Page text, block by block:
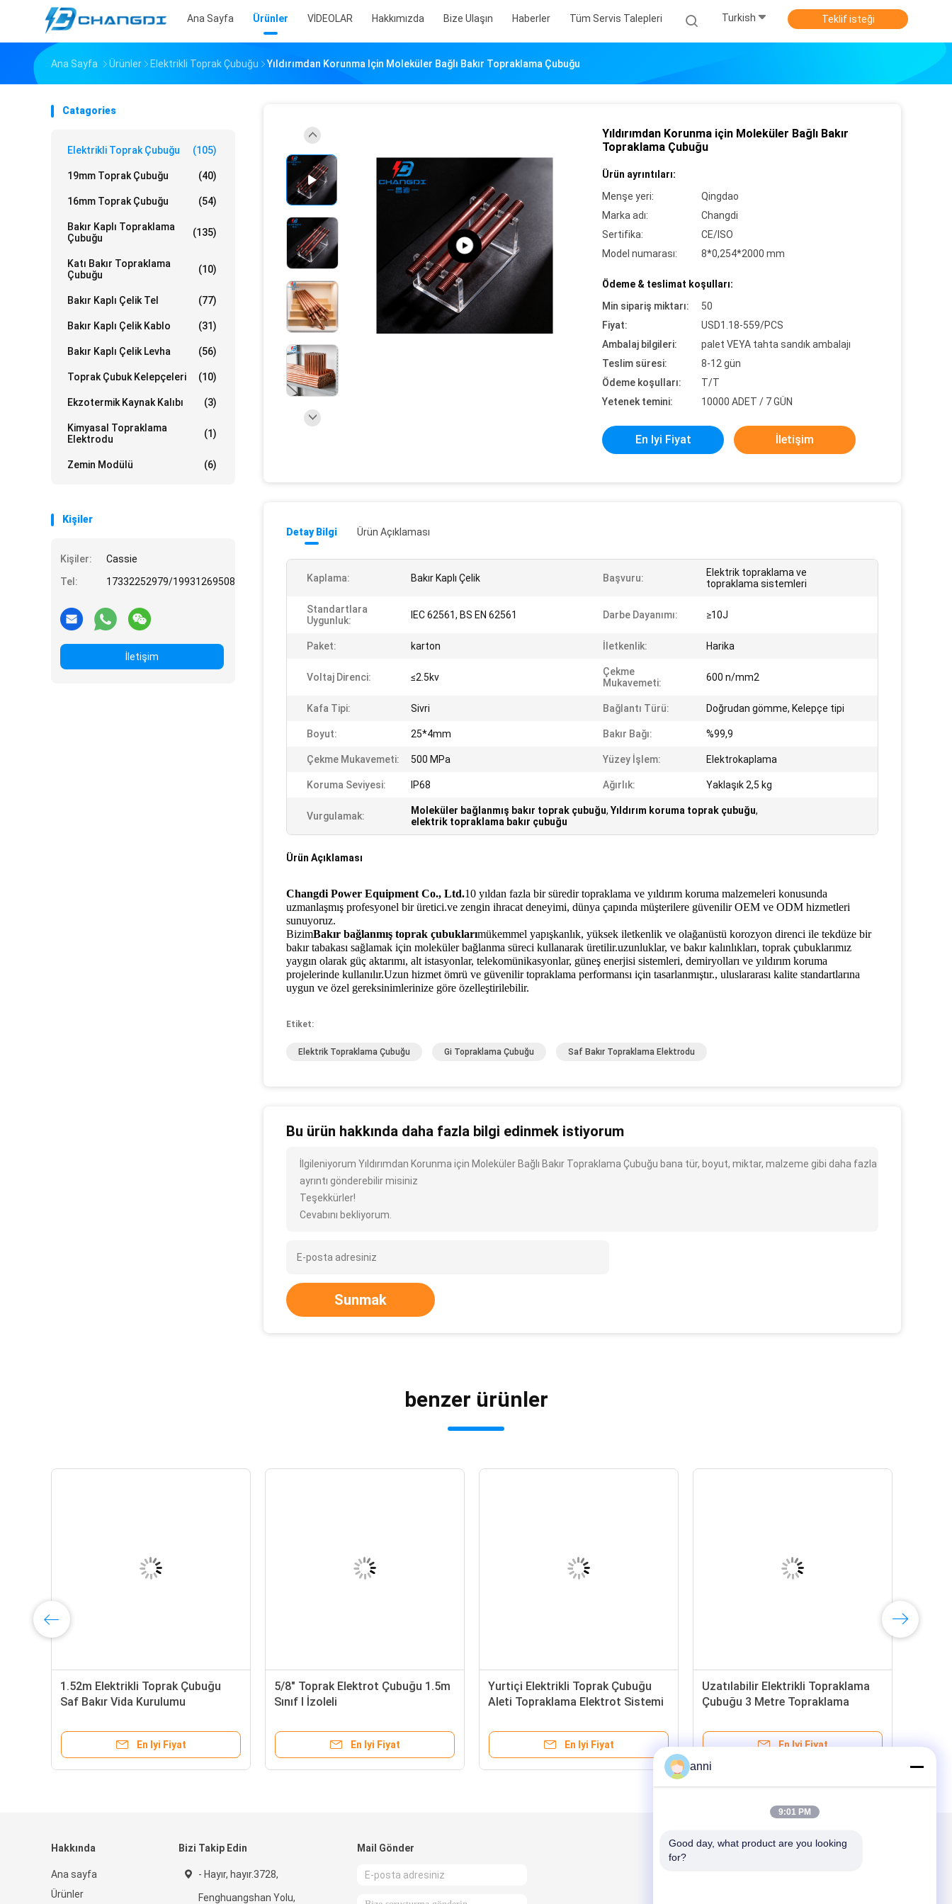
Ana Sayfa Ürünler VİDEOLAR Hakkımızda Bize Ulaşın Haberler Tüm Servis Talepleri Turkish Teklif isteği
Ana Sayfa Ürünler Elektrikli Toprak Çubuğu Yıldırımdan Korunma Için Moleküler Bağlı Bakır Topraklama Çubuğu
Catagories
Elektrikli Toprak Çubuğu (105)
19mm Toprak Çubuğu (40)
16mm Toprak Çubuğu (54)
Bakır Kaplı Topraklama
Çubuğu
(135)
Katı Bakır Topraklama
Çubuğu
(10)
Bakır Kaplı Çelik Tel (77)
Bakır Kaplı Çelik Kablo (31)
Bakır Kaplı Çelik Levha (56)
Toprak Çubuk Kelepçeleri (10)
Ekzotermik Kaynak Kalıbı (3)
Kimyasal Topraklama
Elektrodu
(1)
Zemin Modülü (6)
Kişiler
Kişiler:
Cassie
Tel:
17332252979/19931269508
İletişim
Yıldırımdan Korunma için Moleküler Bağlı Bakır
Topraklama Çubuğu
Ürün ayrıntıları:
Menşe yeri:
Qingdao
Marka adı:
Changdi
Sertifika:
CE/ISO
Model numarası:
8*0,254*2000 mm
Ödeme & teslimat koşulları:
Min sipariş miktarı:
50
Fiyat:
USD1.18-559/PCS
Ambalaj bilgileri:
palet VEYA tahta sandık ambalajı
Teslim süresi:
8-12 gün
Ödeme koşulları:
T/T
Yetenek temini:
10000 ADET / 7 GÜN
En Iyi Fiyat İletişim
Detay Bilgi Ürün Açıklaması
Kaplama: Bakır Kaplı Çelik Başvuru:
Elektrik topraklama ve
topraklama sistemleri
Standartlara
Uygunluk:
IEC 62561, BS EN 62561 Darbe Dayanımı: ≥10J
Paket: karton İletkenlik: Harika
Voltaj Direnci: ≤2.5kv
Çekme
Mukavemeti:
600 n/mm2
Kafa Tipi: Sivri Bağlantı Türü: Doğrudan gömme, Kelepçe tipi
Boyut: 25*4mm Bakır Bağı: %99,9
Çekme Mukavemeti: 500 MPa Yüzey İşlem: Elektrokaplama
Koruma Seviyesi: IP68 Ağırlık: Yaklaşık 2,5 kg
Vurgulamak: Moleküler bağlanmış bakır toprak çubuğu, Yıldırım koruma toprak çubuğu,
elektrik topraklama bakır çubuğu
Ürün Açıklaması
Changdi Power Equipment Co., Ltd.10 yıldan fazla bir süredir topraklama ve yıldırım koruma malzemeleri konusunda
uzmanlaşmış profesyonel bir üretici.ve zengin ihracat deneyimi, dünya çapında müşterilere güvenilir OEM ve ODM hizmetleri
sunuyoruz.
BizimBakır bağlanmış toprak çubuklarımükemmel yapışkanlık, yüksek iletkenlik ve olağanüstü korozyon direnci ile tekdüze bir
bakır tabakası sağlamak için moleküler bağlanma süreci kullanarak üretilir.uzunluklar, ve bakır kalınlıkları, toprak çubuklarımız
yaygın olarak güç aktarımı, alt istasyonlar, telekomünikasyonlar, güneş enerjisi sistemleri, demiryolları ve yıldırım koruma
projelerinde kullanılır.Uzun hizmet ömrü ve güvenilir topraklama performansı için tasarlanmıştır., uluslararası kalite standartlarına
uygun ve özel gereksinimlerinize göre özelleştirilebilir.
Etiket:
Elektrik Topraklama Çubuğu Gi Topraklama Çubuğu Saf Bakır Topraklama Elektrodu
Bu ürün hakkında daha fazla bilgi edinmek istiyorum
İlgileniyorum Yıldırımdan Korunma için Moleküler Bağlı Bakır Topraklama Çubuğu bana tür, boyut, miktar, malzeme gibi daha fazla
ayrıntı gönderebilir misiniz
Teşekkürler!
Cevabını bekliyorum.
Sunmak
benzer ürünler
1.52m Elektrikli Toprak Çubuğu
Saf Bakır Vida Kurulumu
En Iyi Fiyat
5/8" Toprak Elektrot Çubuğu 1.5m
Sınıf I İzoleli
En Iyi Fiyat
Yurtiçi Elektrikli Toprak Çubuğu
Aleti Topraklama Elektrot Sistemi
En Iyi Fiyat
Uzatılabilir Elektrikli Topraklama
Çubuğu 3 Metre Topraklama
En Iyi Fiyat
Hakkında
Ana sayfa
Ürünler
Bizi Takip Edin
- Hayır, hayır.3728,
Fenghuangshan Yolu,
Mail Gönder
anni
9:01 PM
Good day, what product are you looking
for?